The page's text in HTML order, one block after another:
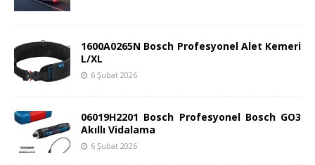
1600A0265N Bosch Profesyonel Alet Kemeri
L/XL
6 Şubat 2026
06019H2201 Bosch Profesyonel Bosch GO3
Akıllı Vidalama
6 Şubat 2026